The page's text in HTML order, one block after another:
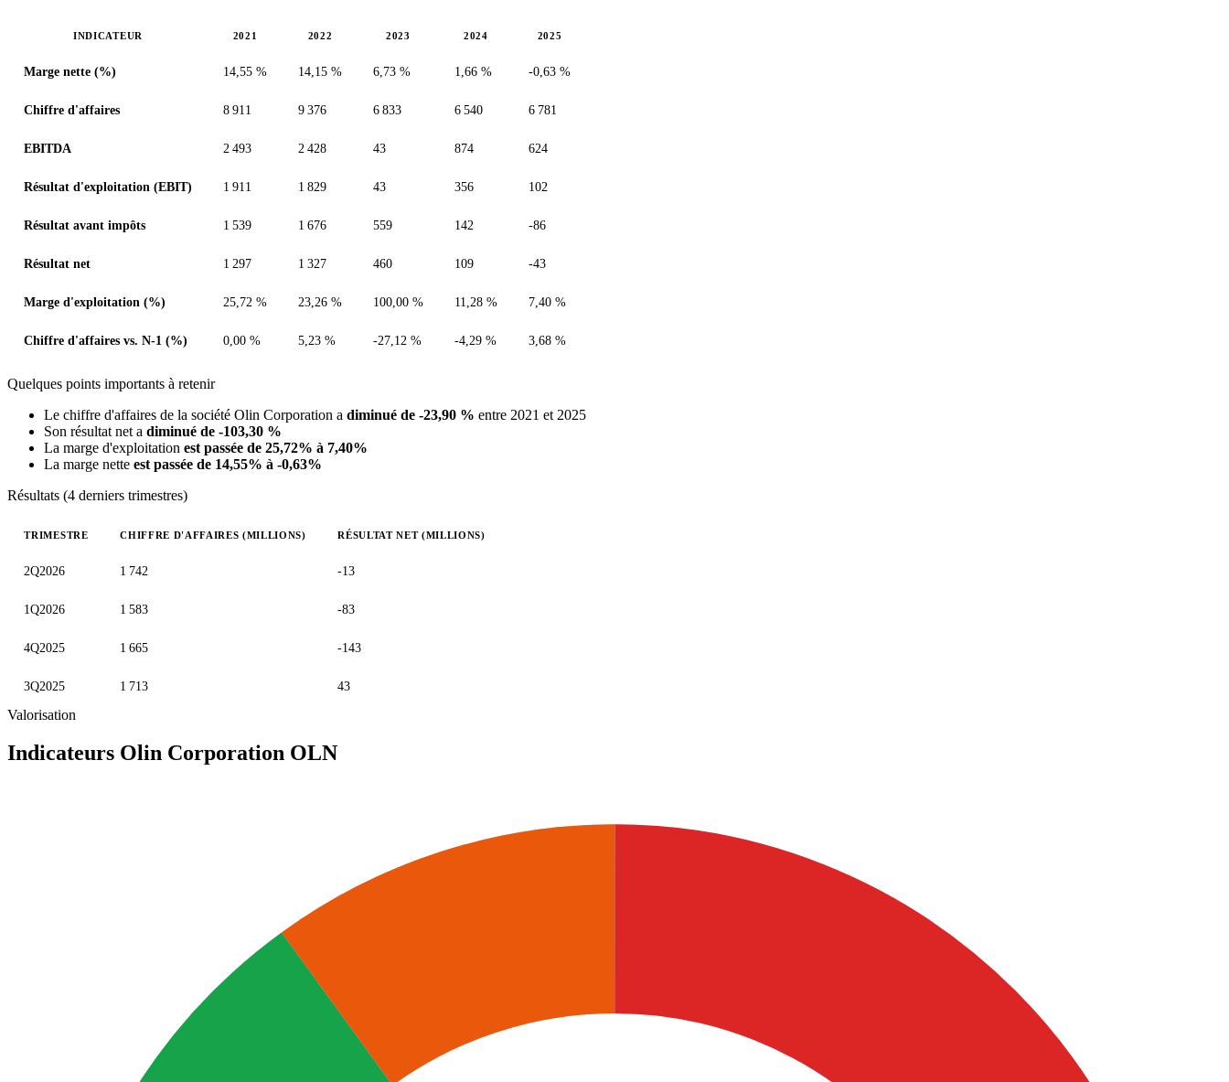
INDICATEUR 2021 2022 2023 2024 2025
Marge nette (%) 14,55 % 14,15 % 6,73 % 1,66 % -0,63 %
Chiffre d'affaires 8 911 9 376 6 833 6 540 6 781
EBITDA 2 493 2 428 43 874 624
Résultat d'exploitation (EBIT) 1 911 1 829 43 356 102
Résultat avant impôts 1 539 1 676 559 142 -86
Résultat net 1 297 1 327 460 109 -43
Marge d'exploitation (%) 25,72 % 23,26 % 100,00 % 11,28 % 7,40 %
Chiffre d'affaires vs. N-1 (%) 0,00 % 5,23 % -27,12 % -4,29 % 3,68 %
Quelques points importants à retenir
Le chiffre d'affaires de la société Olin Corporation a diminué de -23,90 % entre 2021 et 2025
Son résultat net a diminué de -103,30 %
La marge d'exploitation est passée de 25,72% à 7,40%
La marge nette est passée de 14,55% à -0,63%
Résultats (4 derniers trimestres)
TRIMESTRE CHIFFRE D'AFFAIRES (MILLIONS) RÉSULTAT NET (MILLIONS)
2Q2026 1 742 -13
1Q2026 1 583 -83
4Q2025 1 665 -143
3Q2025 1 713 43
Valorisation
Indicateurs Olin Corporation OLN